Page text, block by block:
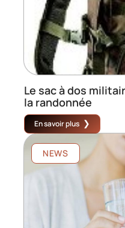
Le sac à dos
la randonnée
En savoir plus
NEWS